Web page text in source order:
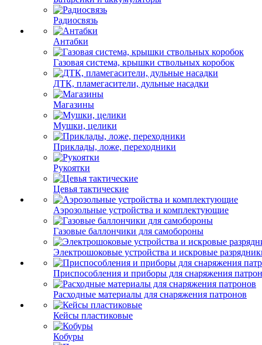
Радиосвязь
Антабки
Газовая система, крышки ствольных коробок
ДТК, пламегасители, дульные насадки
Магазины
Мушки, целики
Приклады, ложе, переходники
Рукоятки
Цевья тактические
Аэрозольные устройства и комплектующие
Газовые баллончики для самобороны
Электрошоковые устройства и искровые
Приспособления и приборы для снаряжения
Расходные материалы для снаряжения патронов
Кейсы пластиковые
Кобуры